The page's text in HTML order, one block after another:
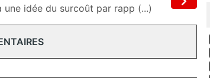
une idée du surcoût par rapp (...)